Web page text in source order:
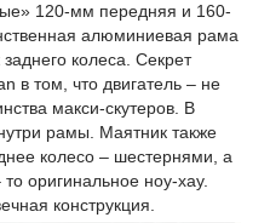
120-мм передняя и 160-
алюминиевая рама
колеса. Секрет
в том, что двигатель – не
макси-скутеров. В
рамы. Маятник также
колесо – шестернями, а
оригинальное ноу-хау.
конструкция.